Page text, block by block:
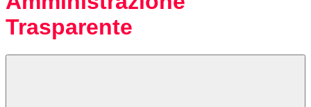
Trasparente